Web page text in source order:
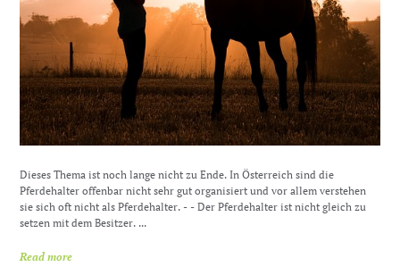
Dieses Thema ist noch lange nicht zu Ende. In Österreich sind die
Pferdehalter offenbar nicht sehr gut organisiert und vor allem verstehen
sie sich oft nicht als Pferdehalter. - - Der Pferdehalter ist nicht gleich zu
setzen mit dem Besitzer. ...
Read more